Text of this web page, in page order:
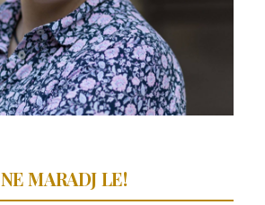
NE MARADJ LE!